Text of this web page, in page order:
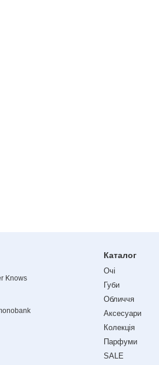
Knows
Каталог
Очі
Губи
Обличчя
Аксесуари
Колекція
Парфуми
SALE